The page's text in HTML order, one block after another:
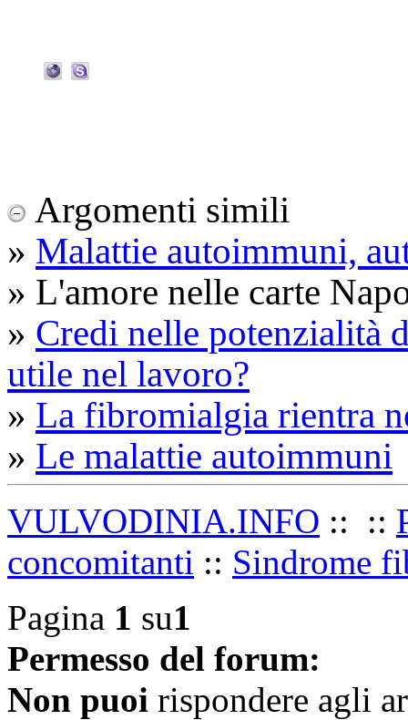
Argomenti simili
» Malattie autoimmuni,
» L'amore nelle carte
» Credi nelle potenzialità
utile nel lavoro?
» La fibromialgia rientra
» Le malattie autoimmuni
VULVODINIA.INFO :: ::
concomitanti :: Sindrome
Pagina 1 su1
Permesso del forum:
Non puoi rispondere agli